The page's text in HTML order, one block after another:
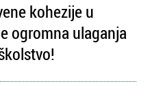
kohezije u
ogromna ulaganja